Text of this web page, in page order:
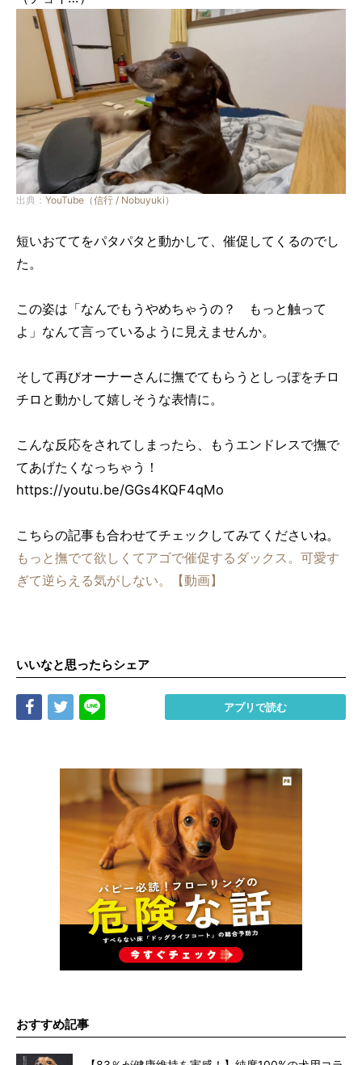
出典： YouTube（信行 / Nobuyuki）
短いおててをパタパタと動かして、催促してくるのでし
た。
この姿は「なんでもうやめちゃうの？ もっと触って
よ」なんて言っているように見えませんか。
そして再びオーナーさんに撫でてもらうとしっぽをチロ
チロと動かして嬉しそうな表情に。
こんな反応をされてしまったら、もうエンドレスで撫で
てあげたくなっちゃう！
https://youtu.be/GGs4KQF4qMo
こちらの記事も合わせてチェックしてみてくださいね。
もっと撫でて欲しくてアゴで催促するダックス。可愛す
ぎて逆らえる気がしない。【動画】
いいなと思ったらシェア
Share Tweet アプリで読む
おすすめ記事